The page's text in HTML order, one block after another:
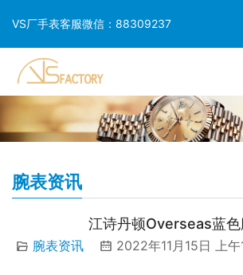
腕表资讯
江诗丹顿Overseas蓝色
腕表资讯 2022年11月15日 上
VS厂手表客服微信：88309237